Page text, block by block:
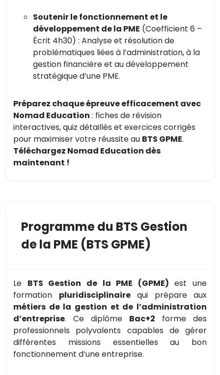
Soutenir le fonctionnement et le
développement de la PME (Coefficient 6 –
Écrit 4h30) : Analyse et résolution de
problématiques liées à l’administration, à la
gestion financière et au développement
stratégique d’une PME.
Préparez chaque épreuve efficacement avec
Nomad Education : fiches de révision
interactives, quiz détaillés et exercices corrigés
pour maximiser votre réussite au BTS GPME.
Téléchargez Nomad Education dès
maintenant !
Programme du BTS Gestion
de la PME (BTS GPME)
Le BTS Gestion de la PME (GPME) est une
formation pluridisciplinairequi prépare aux
métiers de la gestion et de l’administration
d’entreprise. Ce diplôme Bac+2 forme des
professionnels polyvalents capables de gérer
différentes missions essentielles au bon
fonctionnement d’une entreprise.